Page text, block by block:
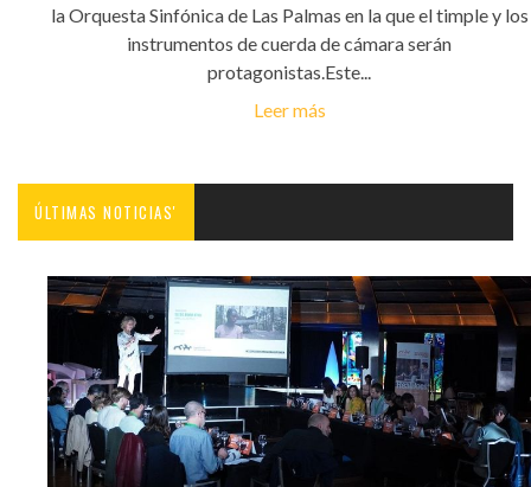
la Orquesta Sinfónica de Las Palmas en la que el timple y los
instrumentos de cuerda de cámara serán
protagonistas.Este...
Leer más
ÚLTIMAS NOTICIAS'